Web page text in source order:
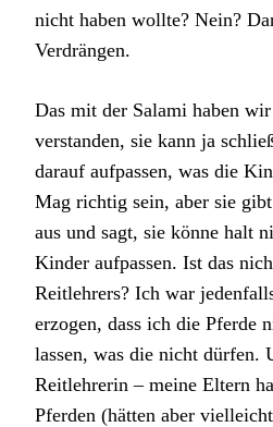
nicht haben wollte? Nein?
Verdrängen.
Das mit der Salami haben
verstanden, sie kann ja
darauf aufpassen, was die
Mag richtig sein, aber sie
aus und sagt, sie könne halt
Kinder aufpassen. Ist das
Reitlehrers? Ich war
erzogen, dass ich die Pferde
lassen, was die nicht dürfen.
Reitlehrerin – meine Eltern
Pferden (hätten aber